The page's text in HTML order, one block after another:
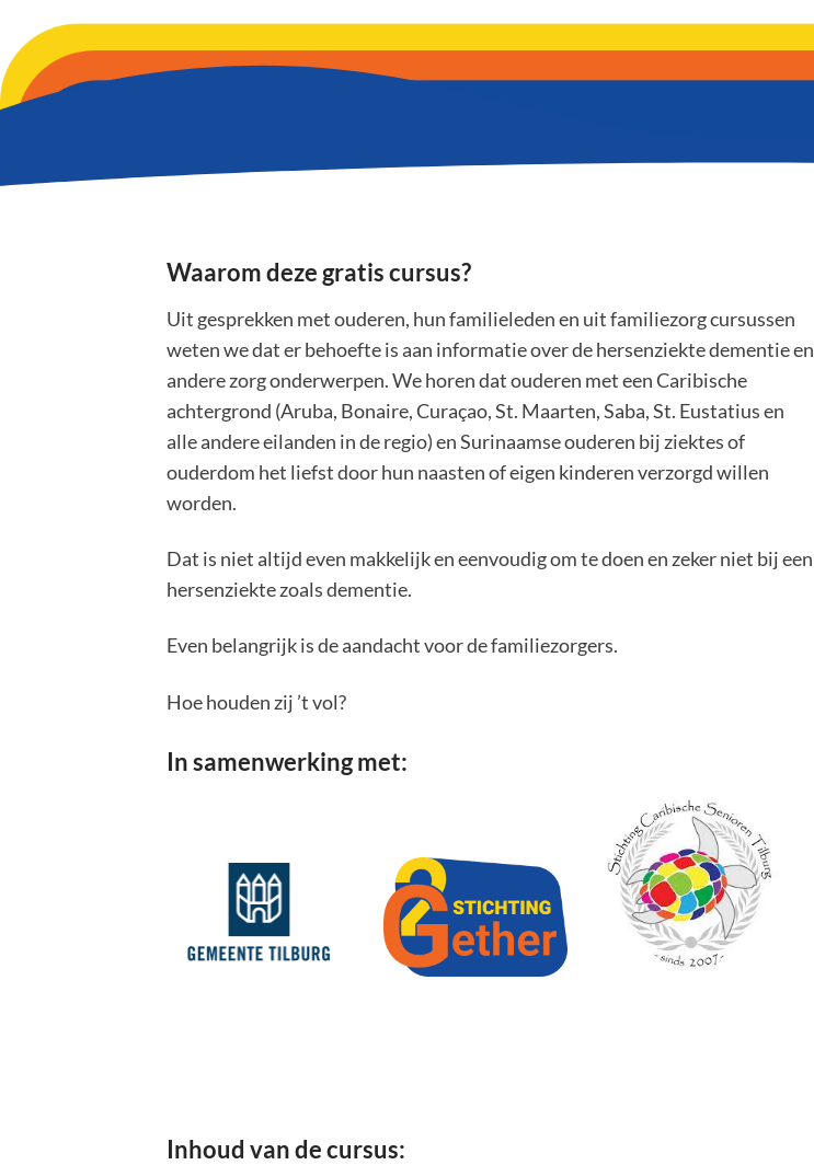
Waarom deze gratis cursus?
Uit gesprekken met ouderen, hun familieleden en uit familiezorg cursussen
weten we dat er behoefte is aan informatie over de hersenziekte dementie en
andere zorg onderwerpen. We horen dat ouderen met een Caribische
achtergrond (Aruba, Bonaire, Curaçao, St. Maarten, Saba, St. Eustatius en
alle andere eilanden in de regio) en Surinaamse ouderen bij ziektes of
ouderdom het liefst door hun naasten of eigen kinderen verzorgd willen
worden.
Dat is niet altijd even makkelijk en eenvoudig om te doen en zeker niet bij een
hersenziekte zoals dementie.
Even belangrijk is de aandacht voor de familiezorgers.
Hoe houden zij ’t vol?
In samenwerking met:
Inhoud van de cursus: